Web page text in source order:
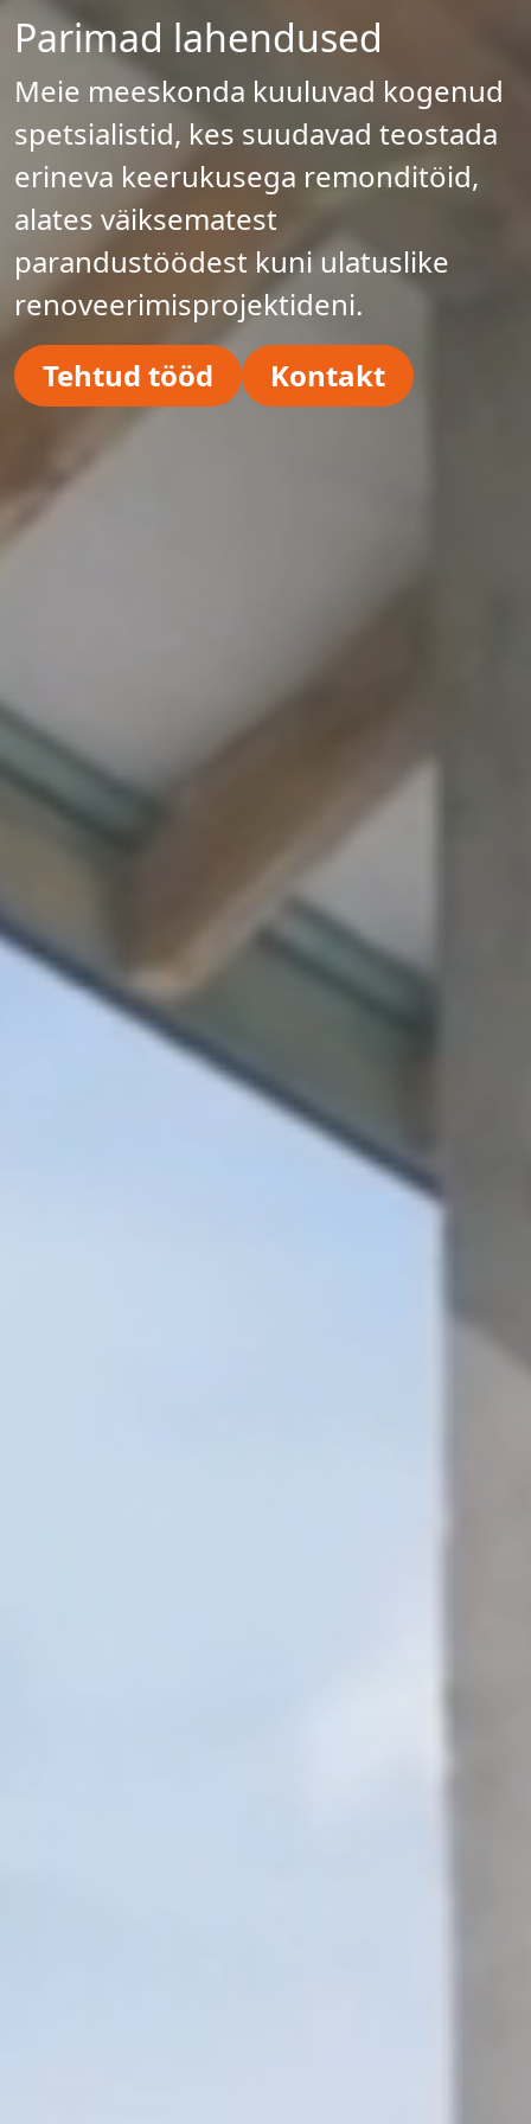
Parimad lahendused
Meie meeskonda kuuluvad kogenud
spetsialistid, kes suudavad teostada
erineva keerukusega remonditöid,
alates väiksematest
parandustöödest kuni ulatuslike
renoveerimisprojektideni.
Tehtud tööd
Kontakt